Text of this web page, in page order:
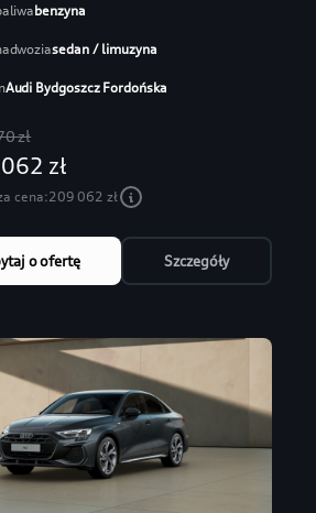
benzyna
sedan / limuzyna
Audi Bydgoszcz Fordońska
zł
zł
cena:209 062 zł
o ofertę Szczegóły